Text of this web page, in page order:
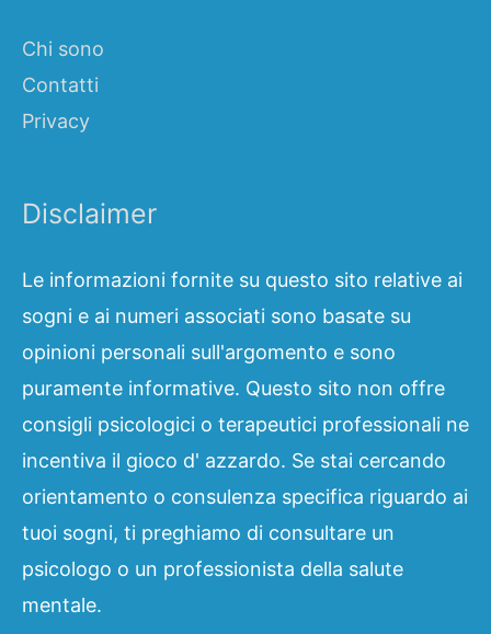
Chi sono
Contatti
Privacy
Disclaimer
Le informazioni fornite su questo sito relative ai
sogni e ai numeri associati sono basate su
opinioni personali sull'argomento e sono
puramente informative. Questo sito non offre
consigli psicologici o terapeutici professionali ne
incentiva il gioco d' azzardo. Se stai cercando
orientamento o consulenza specifica riguardo ai
tuoi sogni, ti preghiamo di consultare un
psicologo o un professionista della salute
mentale.